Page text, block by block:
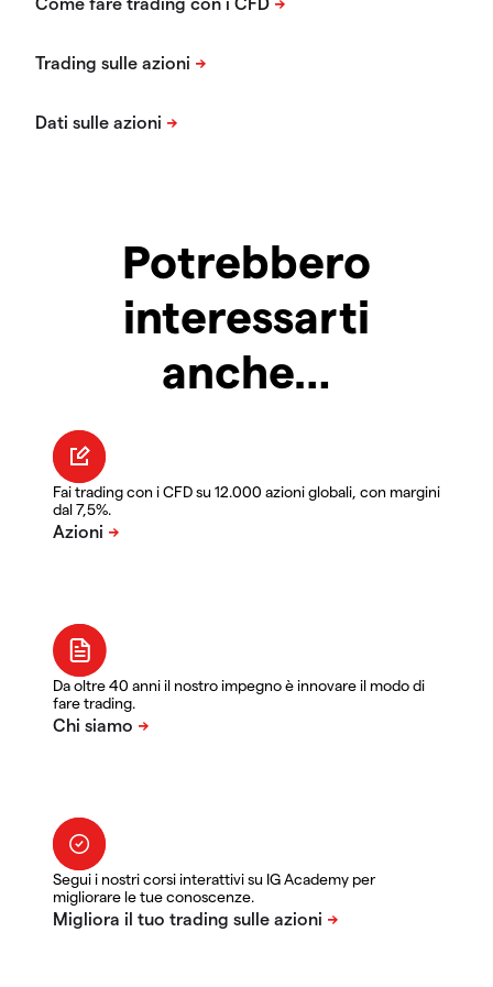
Potrebbero
interessarti
anche…
Fai trading con i CFD su 12.000 azioni globali, con margini
dal 7,5%.
Da oltre 40 anni il nostro impegno è innovare il modo di
fare trading.
Segui i nostri corsi interattivi su IG Academy per
migliorare le tue conoscenze.